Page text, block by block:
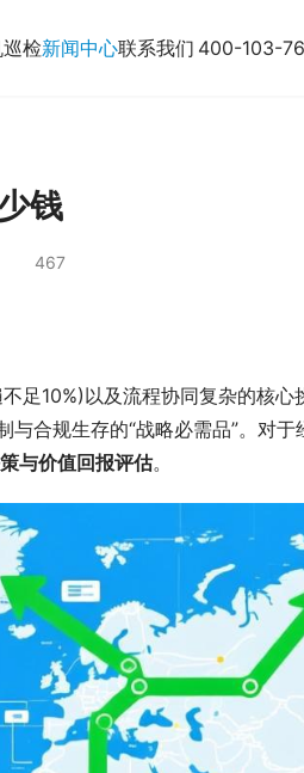
检新闻中心联系我们 400-103-
钱
467
足10%)以及流程协同复杂的核心
与合规生存的“战略必需品”。对于
与价值回报评估。